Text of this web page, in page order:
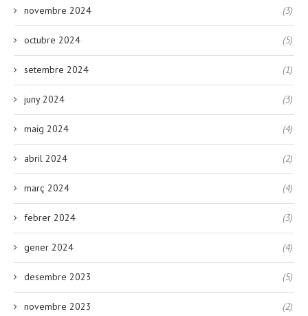
novembre 2024 (3)
octubre 2024 (5)
setembre 2024 (1)
juny 2024 (3)
maig 2024 (4)
abril 2024 (2)
març 2024 (4)
febrer 2024 (3)
gener 2024 (4)
desembre 2023 (5)
novembre 2023 (2)